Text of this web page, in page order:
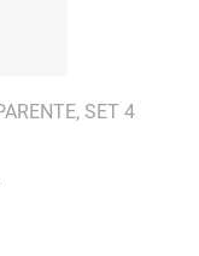
SET 4